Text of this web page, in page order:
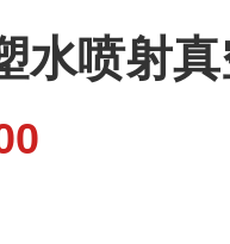
水喷射